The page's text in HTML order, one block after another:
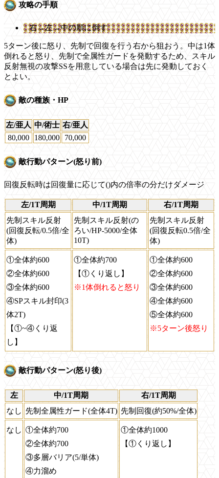
攻略の手順
右→左→中の順に倒す
5ターン後に怒り、先制で回復を行う右から狙おう。中は1体
倒れると怒り、先制で全属性ガードを発動するため、スキル
反射無視の攻撃SSを用意している場合は先に発動しておく
とよい。
敵の種族・HP
左/亜人 中/術士 右/亜人
80,000
180,000 70,000
敵行動パターン(怒り前)
回復反転時は回復量に応じて()内の倍率の分だけダメージ
左/1T周期 中/1T周期
右/1T周期
先制スキル反射
(回復反転/0.5倍/全
体)
先制スキル反射(の
ろい/HP-5000/全体
10T)
先制スキル反射
(回復反転0.5倍/全
体)
①全体約600
②全体約600
③全体約600
④SPスキル封印(3
体2T)
【①~④くり返
し】
①全体約700
【①くり返し】
※1体倒れると怒り
①全体約600
②全体約600
③全体約600
④全体約600
⑤全体約600
※5ターン後怒り
敵行動パターン(怒り後)
左 中/1T周期
右/1T周期
なし 先制全属性ガード(全体4T) 先制回復(約50%/全体)
なし ①全体約700
②全体約700
③多層バリア(5/単体)
④力溜め
①全体約1000
【①くり返し】